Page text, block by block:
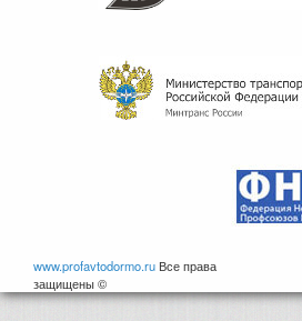
www.profavtodormo.ru Все права
защищены ©